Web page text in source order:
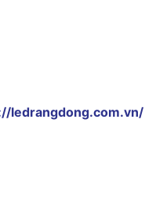
ledrangdong.com.vn/